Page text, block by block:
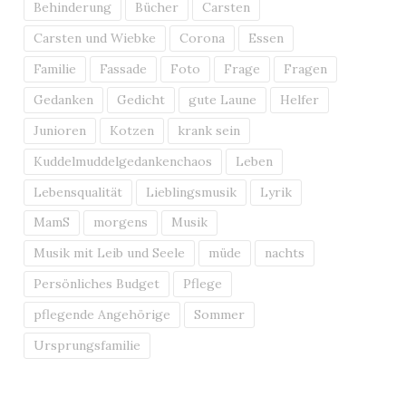
Behinderung
Bücher
Carsten
Carsten und Wiebke
Corona
Essen
Familie
Fassade Foto Frage
Fragen
Gedanken
Gedicht gute Laune
Helfer
Junioren
Kotzen
krank sein
Kuddelmuddelgedankenchaos
Leben
Lebensqualität
Lieblingsmusik
Lyrik
MamS
morgens
Musik
Musik mit Leib und Seele
müde
nachts
Persönliches Budget
Pflege
pflegende Angehörige
Sommer
Ursprungsfamilie